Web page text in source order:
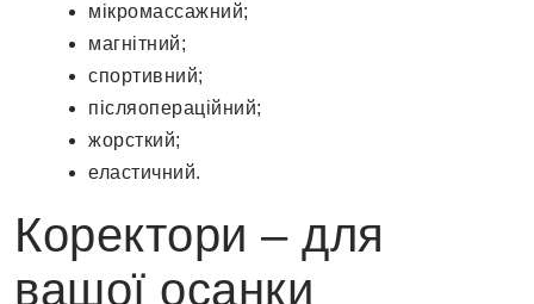
мікромассажний;
магнітний;
спортивний;
післяопераційний;
жорсткий;
еластичний.
Коректори – для
вашої осанки